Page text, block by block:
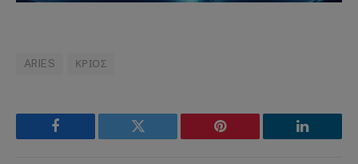
ARIES ΚΡΙΟΣ
Facebook Twitter Pinterest LinkedIn